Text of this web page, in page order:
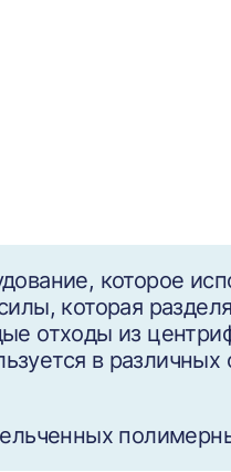
которое
которая
отходы из
в